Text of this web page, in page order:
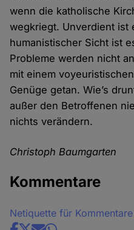
wenn die katholische
wegkriegt. Unverdient ist
humanistischer Sicht ist
Probleme werden nicht
mit einem
Genüge getan. Wie’s
außer den Betroffenen
nichts verändern.
Christoph Baumgarten
Kommentare
Netiquette für Kommentare